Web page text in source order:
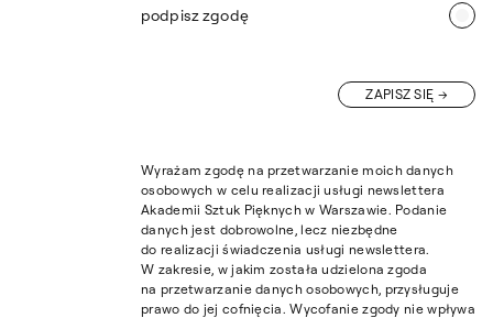
podpisz zgodę
ZAPISZ SIĘ
Wyrażam zgodę na przetwarzanie moich danych
osobowych w celu realizacji usługi newslettera
Akademii Sztuk Pięknych w Warszawie. Podanie
danych jest dobrowolne, lecz niezbędne
do realizacji świadczenia usługi newslettera.
W zakresie, w jakim została udzielona zgoda
na przetwarzanie danych osobowych, przysługuje
prawo do jej cofnięcia. Wycofanie zgody nie wpływa